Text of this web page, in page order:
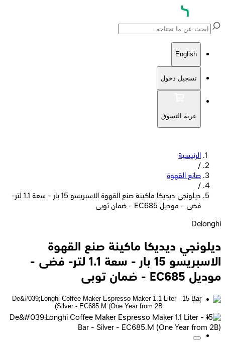
English
تسجيل دخول
عربة التسوق
الرئيسية
/
صانع القهوة
/
ديلونجي ديديكا ماكينة صنع القهوة الاسبريسو 15 بار - سعة 1.1 لتر-
فضى - موديل EC685 - ضمان توبى
Delonghi
ديلونجي ديديكا ماكينة صنع القهوة
الاسبريسو 15 بار - سعة 1.1 لتر- فضى -
موديل EC685 - ضمان توبى